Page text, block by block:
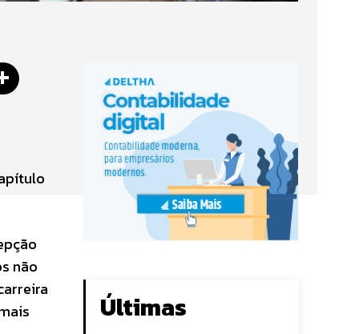
não
Últimas